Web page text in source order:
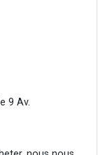
9 Av.